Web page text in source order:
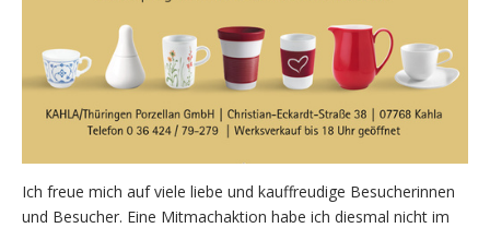
Ich freue mich auf viele liebe und kauffreudige Besucherinnen
und Besucher. Eine Mitmachaktion habe ich diesmal nicht im